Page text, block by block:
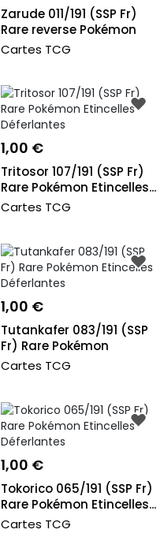
Zarude 011/191 (SSP Fr)
Rare reverse Pokémon
Etinc...
Cartes TCG
1,00 €
Tritosor 107/191 (SSP Fr)
Rare Pokémon Etincelles...
Cartes TCG
1,00 €
Tutankafer 083/191 (SSP
Fr) Rare Pokémon
Etincelle...
Cartes TCG
1,00 €
Tokorico 065/191 (SSP Fr)
Rare Pokémon Etincelles...
Cartes TCG